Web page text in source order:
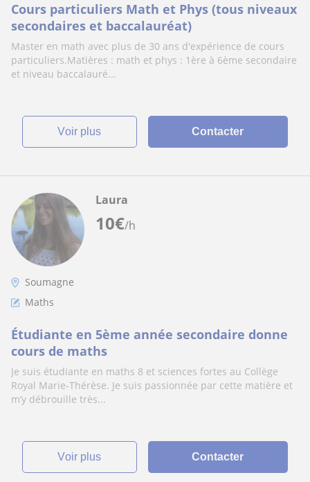
Cours particuliers Math et Phys (tous niveaux
secondaires et baccalauréat)
Master en math avec plus de 30 ans d'expérience de cours
particuliers.Matières : math et phys : 1ère à 6ème secondaire
et niveau baccalauré...
voir plus Contacter
10€/h
Laura
Soumagne
Maths
Étudiante en 5ème année secondaire donne
cours de maths
Je suis étudiante en maths 8 et sciences fortes au Collège
Royal Marie-Thérèse. Je suis passionnée par cette matière et
m’y débrouille très...
voir plus Contacter